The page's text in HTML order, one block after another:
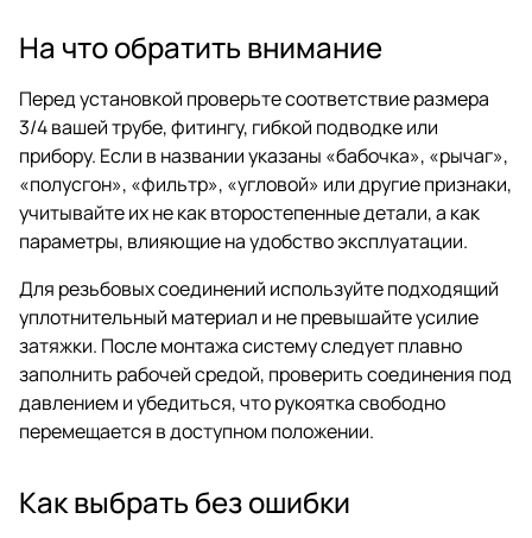
На что обратить внимание
Перед установкой проверьте соответствие размера
3/4 вашей трубе, фитингу, гибкой подводке или
прибору. Если в названии указаны «бабочка», «рычаг»,
«полусгон», «фильтр», «угловой» или другие признаки,
учитывайте их не как второстепенные детали, а как
параметры, влияющие на удобство эксплуатации.
Для резьбовых соединений используйте подходящий
уплотнительный материал и не превышайте усилие
затяжки. После монтажа систему следует плавно
заполнить рабочей средой, проверить соединения под
давлением и убедиться, что рукоятка свободно
перемещается в доступном положении.
Как выбрать без ошибки